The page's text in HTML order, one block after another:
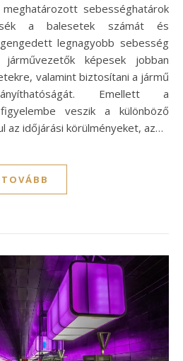
sebességhatárok
a balesetek számát és
legnagyobb sebesség
képesek jobban
valamint biztosítani a jármű
Emellett a
veszik a különböző
az időjárási körülményeket, az…
TOVÁBB